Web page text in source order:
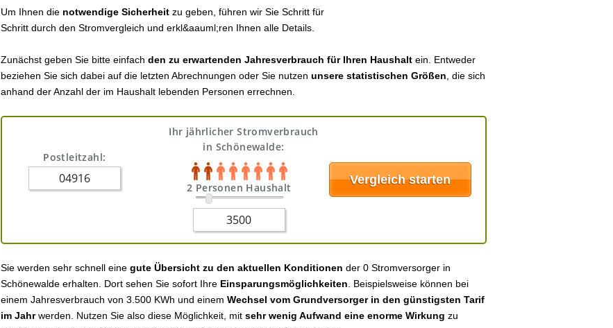
Um Ihnen die notwendige Sicherheit zu geben, führen wir Sie Schritt für
Schritt durch den Stromvergleich und erkl&aauml;ren Ihnen alle Details.
Zunächst geben Sie bitte einfach den zu erwartenden Jahresverbrauch für Ihren Haushalt ein. Entweder
beziehen Sie sich dabei auf die letzten Abrechnungen oder Sie nutzen unsere statistischen Größen , die sich
anhand der Anzahl der im Haushalt lebenden Personen errechnen.
Postleitzahl:
Ihr jährlicher Stromverbrauch
in Schönewalde:
2 Personen Haushalt
Sie werden sehr schnell eine gute Übersicht zu den aktuellen Konditionen der 0 Stromversorger in
Schönewalde erhalten. Dort sehen Sie sofort Ihre Einsparungsmöglichkeiten . Beispielsweise können bei
einem Jahresverbrauch von 3.500 KWh und einem Wechsel vom Grundversorger in den günstigsten Tarif
im Jahrwerden. Nutzen Sie also diese Möglichkeit, mit sehr wenig Aufwand eine enorme Wirkung zu